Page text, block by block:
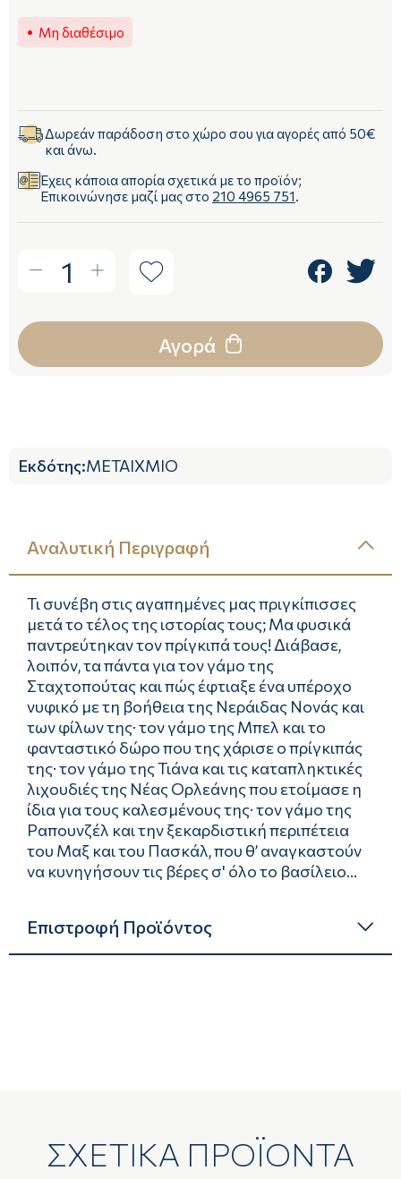
Μη διαθέσιμο
Δωρεάν παράδοση στο χώρο σου για αγορές από 50€
και άνω.
Έχεις κάποια απορία σχετικά με το προϊόν;
Επικοινώνησε μαζί μας στο 210 4965 751.
1
Αγορά
Εκδότης:ΜΕΤΑΙΧΜΙΟ
Αναλυτική Περιγραφή
Τι συνέβη στις αγαπημένες μας πριγκίπισσες
μετά το τέλος της ιστορίας τους; Μα φυσικά
παντρεύτηκαν τον πρίγκιπά τους! Διάβασε,
λοιπόν, τα πάντα για τον γάμο της
Σταχτοπούτας και πώς έφτιαξε ένα υπέροχο
νυφικό με τη βοήθεια της Νεράιδας Νονάς και
των φίλων της· τον γάμο της Μπελ και το
φανταστικό δώρο που της χάρισε ο πρίγκιπάς
της· τον γάμο της Τιάνα και τις καταπληκτικές
λιχουδιές της Νέας Ορλεάνης που ετοίμασε η
ίδια για τους καλεσμένους της· τον γάμο της
Ραπουνζέλ και την ξεκαρδιστική περιπέτεια
του Μαξ και του Πασκάλ, που θ’ αναγκαστούν
να κυνηγήσουν τις βέρες σ' όλο το βασίλειο...
Επιστροφή Προϊόντος
ΣΧΕΤΙΚΑ ΠΡΟΪΟΝΤΑ